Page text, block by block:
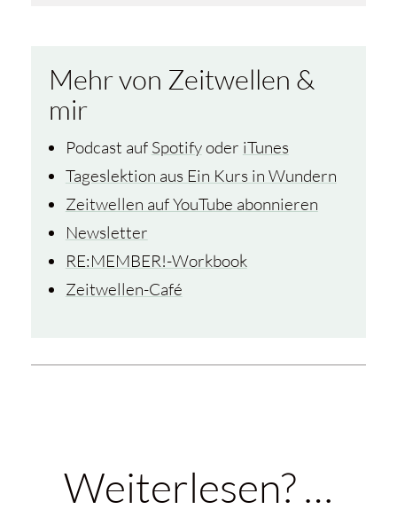
Mehr von Zeitwellen &
mir
Podcast auf Spotifyoder iTunes
Tageslektion aus Ein Kurs in Wundern
Zeitwellen auf YouTube abonnieren
Newsletter
RE:MEMBER!-Workbook
Zeitwellen-Café
Weiterlesen? …